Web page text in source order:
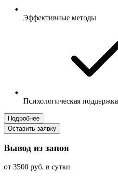
Эффективные методы
Психологическая поддержка
Подробнее
Оставить заявку
Вывод из запоя
от 3500 руб. в сутки